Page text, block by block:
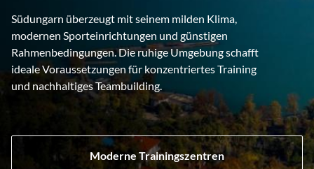
Südungarn überzeugt mit seinem milden Klima,
modernen Sporteinrichtungen und günstigen
Rahmenbedingungen. Die ruhige Umgebung schafft
ideale Voraussetzungen für konzentriertes Training
und nachhaltiges Teambuilding.
Moderne Trainingszentren